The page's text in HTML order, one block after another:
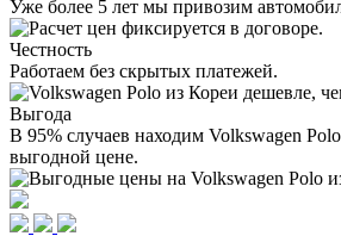
Уже более 5 лет мы привозим
Честность
Работаем без скрытых платежей.
Выгода
В 95% случаев находим Volkswagen
выгодной цене.